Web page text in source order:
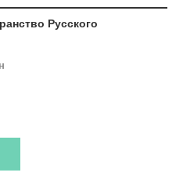
Русского